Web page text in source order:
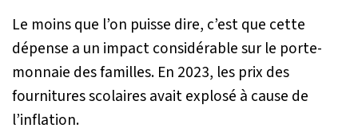
Le moins que l’on puisse dire, c’est que cette
dépense a un impact considérable sur le porte-
monnaie des familles. En 2023, les prix des
fournitures scolaires avait explosé à cause de
l’inflation.